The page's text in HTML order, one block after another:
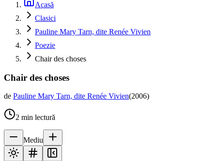
Acasă
Clasici
Pauline Mary Tarn, dite Renée Vivien
Poezie
Chair des choses
Chair des choses
de Pauline Mary Tarn, dite Renée Vivien(2006)
2 min lectură
Mediu